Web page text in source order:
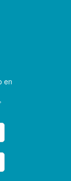
en